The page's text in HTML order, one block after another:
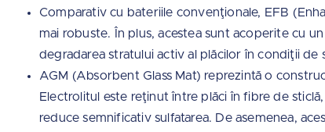
Comparativ cu bateriile convenţionale, EFB
mai robuste. În plus, acestea sunt acoperite cu
degradarea stratului activ al plăcilor în condiţii de
AGM (Absorbent Glass Mat) reprezintă o
Electrolitul este reţinut între plăci în fibre de
reduce semnificativ sulfatarea. De asemenea,